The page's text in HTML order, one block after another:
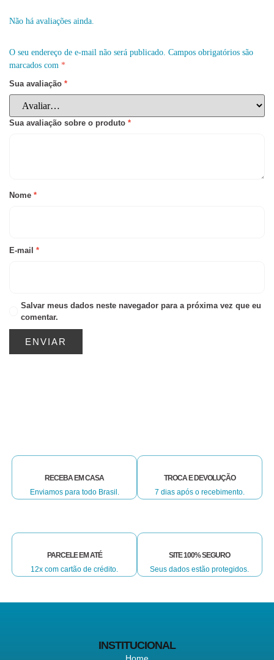
Não há avaliações ainda.
O seu endereço de e-mail não será publicado. Campos obrigatórios são
marcados com *
Sua avaliação *
Sua avaliação sobre o produto *
Nome *
E-mail *
Salvar meus dados neste navegador para a próxima vez que eu
comentar.
RECEBA EM CASA
Enviamos para todo Brasil.
TROCA E DEVOLUÇÃO
7 dias após o recebimento.
PARCELE EM ATÉ
12x com cartão de crédito.
SITE 100% SEGURO
Seus dados estão protegidos.
INSTITUCIONAL